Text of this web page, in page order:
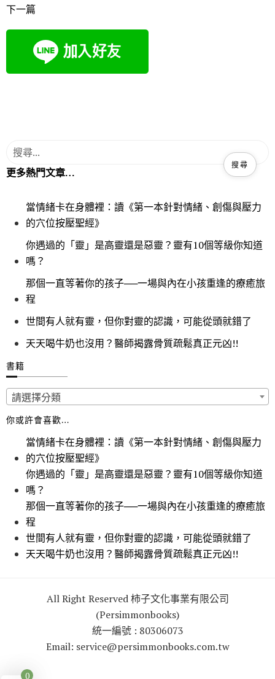
o
k
r
下一篇
更多熱門文章…
當情緒卡在身體裡：讀《第一本針對情緒、創傷與壓力
的穴位按壓聖經》
你遇過的「靈」是高靈還是惡靈？靈有10個等級你知道
嗎？
那個一直等著你的孩子──一場與內在小孩重逢的療癒旅
程
世間有人就有靈，但你對靈的認識，可能從頭就錯了
天天喝牛奶也沒用？醫師揭露骨質疏鬆真正元凶!!
書籍
請選擇分類
你或許會喜歡…
當情緒卡在身體裡：讀《第一本針對情緒、創傷與壓力
的穴位按壓聖經》
你遇過的「靈」是高靈還是惡靈？靈有10個等級你知道
嗎？
那個一直等著你的孩子──一場與內在小孩重逢的療癒旅
程
世間有人就有靈，但你對靈的認識，可能從頭就錯了
天天喝牛奶也沒用？醫師揭露骨質疏鬆真正元凶!!
All Right Reserved 柿子文化事業有限公司
(Persimmonbooks)
統一編號 : 80306073
Email: service@persimmonbooks.com.tw
0